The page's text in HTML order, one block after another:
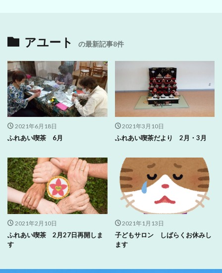
アユート の最新記事8件
2021年6月18日
ふれあい喫茶 6月
2021年3月10日
ふれあい喫茶だより 2月・3月
2021年2月10日
ふれあい喫茶 2月27日再開しま
す
2021年1月13日
子どもサロン しばらくお休みし
ます